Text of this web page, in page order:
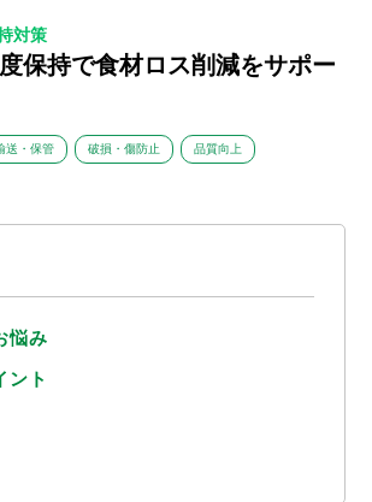
対策
保持で食材ロス削減をサポー
送・保管 破損・傷防止 品質向上
悩み
ント